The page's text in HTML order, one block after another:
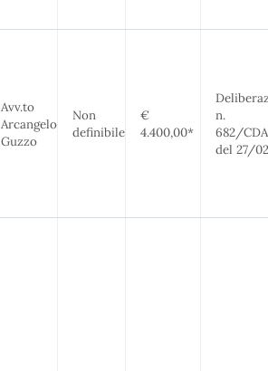
Avv.to
Arcangelo
Guzzo
Non
definibile
€
4.400,00*
n.
682/
del 27/